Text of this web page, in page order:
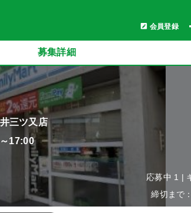
会員登録
募集詳細
三ツ又店
17:00
応募中 1 |
締切まで